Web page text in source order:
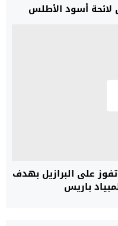
لائحة أسود الأطلس
لأقل من 23 سنة تفوز على البرازيل بهدف
باريس